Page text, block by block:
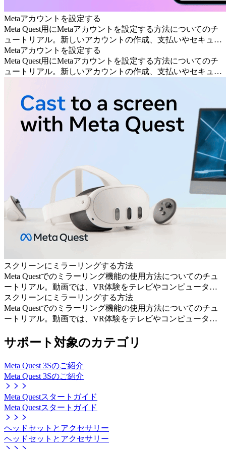
Metaアカウントを設定する
Meta Quest用にMetaアカウントを設定する方法についてのチ
ュートリアル。新しいアカウントの作成、支払いやセキュリ
ティ設定の追加、FacebookまたはInstagramへのリンクについ
て説明しています。
Metaアカウントを設定する
Meta Quest用にMetaアカウントを設定する方法についてのチ
ュートリアル。新しいアカウントの作成、支払いやセキュリ
て説明しています。
スクリーンにミラーリングする方法
Meta Questでのミラーリング機能の使用方法についてのチュ
ートリアル。動画では、VR体験をテレビやコンピューター
にミラーリングする手順と、最適な視聴体験のために設定を
調整する方法について説明しています。
スクリーンにミラーリングする方法
Meta Questでのミラーリング機能の使用方法についてのチュ
ートリアル。動画では、VR体験をテレビやコンピューター
調整する方法について説明しています。
サポート対象のカテゴリ
Meta Quest 3Sのご紹介
Meta Quest 3Sのご紹介
Meta Questスタートガイド
Meta Questスタートガイド
ヘッドセットとアクセサリー
ヘッドセットとアクセサリー